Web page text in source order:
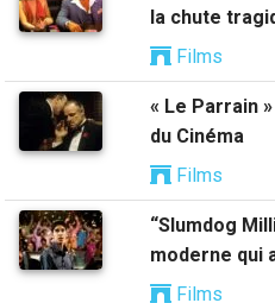
la chute
Films
« Le Parrain
du Cinéma
Films
“Slumdog
moderne qui
Films